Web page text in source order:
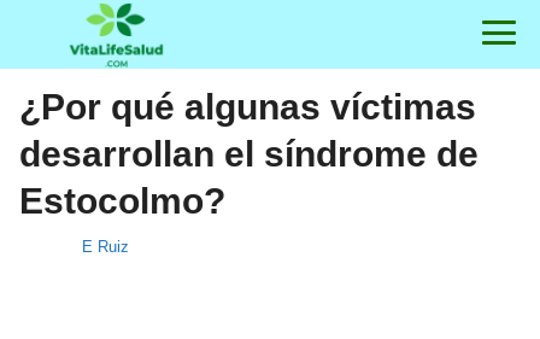
¿Por qué algunas víctimas
desarrollan el síndrome de
Estocolmo?
E Ruiz